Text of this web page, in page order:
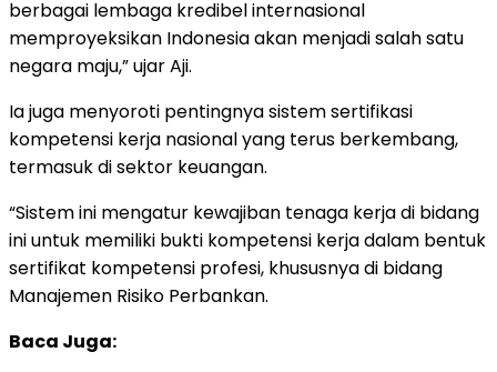
berbagai lembaga kredibel internasional
memproyeksikan Indonesia akan menjadi salah satu
negara maju,” ujar Aji.
Ia juga menyoroti pentingnya sistem sertifikasi
kompetensi kerja nasional yang terus berkembang,
termasuk di sektor keuangan.
“Sistem ini mengatur kewajiban tenaga kerja di bidang
ini untuk memiliki bukti kompetensi kerja dalam bentuk
sertifikat kompetensi profesi, khususnya di bidang
Manajemen Risiko Perbankan.
Baca Juga: